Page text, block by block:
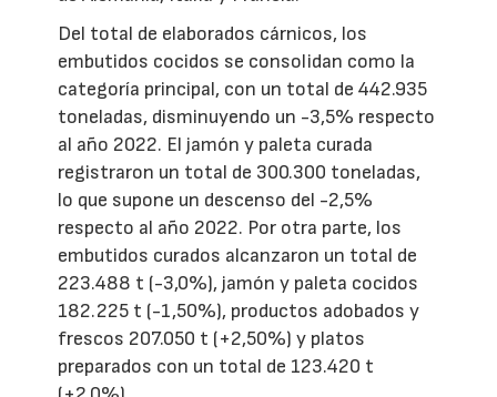
Del total de elaborados cárnicos, los
embutidos cocidos se consolidan como la
categoría principal, con un total de 442.935
toneladas, disminuyendo un -3,5% respecto
al año 2022. El jamón y paleta curada
registraron un total de 300.300 toneladas,
lo que supone un descenso del -2,5%
respecto al año 2022. Por otra parte, los
embutidos curados alcanzaron un total de
223.488 t (-3,0%), jamón y paleta cocidos
182.225 t (-1,50%), productos adobados y
frescos 207.050 t (+2,50%) y platos
preparados con un total de 123.420 t